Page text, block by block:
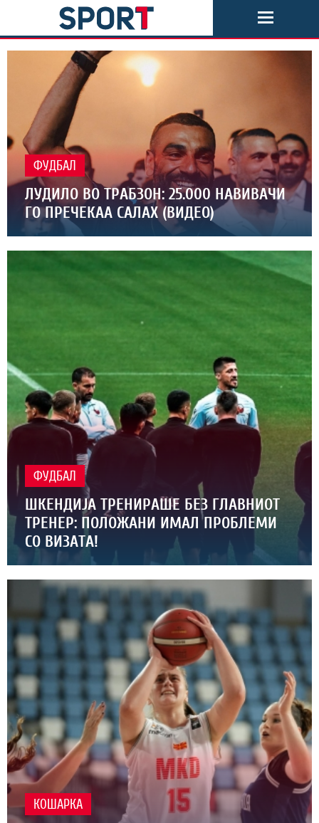
ФУДБАЛ
ЛУДИЛО ВО ТРАБЗОН: 25.000 НАВИВАЧИ
ГО ПРЕЧЕКАА САЛАХ (ВИДЕО)
ФУДБАЛ
ШКЕНДИЈА ТРЕНИРАШЕ БЕЗ ГЛАВНИОТ
ТРЕНЕР: ПОЛОЖАНИ ИМАЛ ПРОБЛЕМИ
СО ВИЗАТА!
КОШАРКА